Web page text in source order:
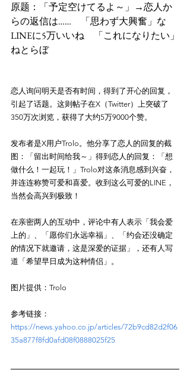
原题：「予定空けてるよ～」→恋人か
らの返信は……　「思わず大興奮」な
LINEに5万いいね　「これになりたい」
恋人询问明天是否有时间，得到了开心的回复，
引起了话题。这则帖子在X（Twitter）上突破了
350万次浏览，获得了大约5万9000个赞。
发布者是X用户Trolo。他分享了恋人的回复的截
图：「留出时间给我～」得到恋人的回复：「想
做什么！一起玩！」Trolo对这条消息感到兴奋，
并连连称赞可爱和喜爱。收到这么可爱的LINE，
当然会高兴到极致！
在亲密两人的互动中，评论中有人表示「我会爱
上的」、「愿你们永远幸福」、「约会还没确定
的情况下就邀请，这是深爱的证据」，还有人写
道「希望早日成为这种情侣」。
参考链接：
https://news.yahoo.co.jp/articles/72b9cd82d2f06
35a877f8fd0afd08f0888025f25